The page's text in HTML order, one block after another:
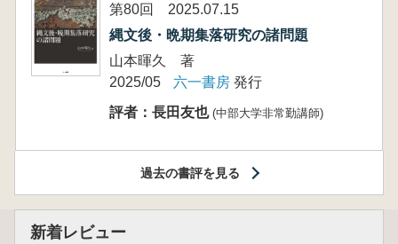
第80回 2025.07.15
縄文後・晩期集落研究の諸問題
山本暉久 著
2025/05
六一書房 発行
評者：長田友也 (中部大学非常勤講師)
過去の書評を見る
新着レビュー